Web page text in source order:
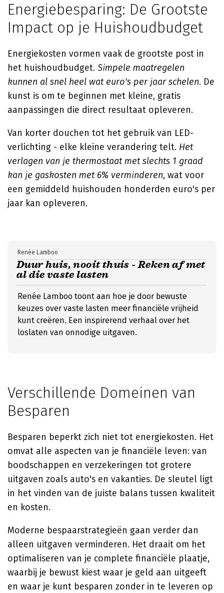
Energiebesparing: De Grootste
Impact op je Huishoudbudget
Energiekosten vormen vaak de grootste post in
het huishoudbudget. Simpele maatregelen
kunnen al snel heel wat euro's per jaar schelen. De
kunst is om te beginnen met kleine, gratis
aanpassingen die direct resultaat opleveren.
Van korter douchen tot het gebruik van LED-
verlichting - elke kleine verandering telt. Het
verlagen van je thermostaat met slechts 1 graad
kan je gaskosten met 6% verminderen, wat voor
een gemiddeld huishouden honderden euro's per
jaar kan opleveren.
Duur huis, nooit thuis - Reken af met
al die vaste lasten
Renée Lamboo
Renée Lamboo toont aan hoe je door bewuste
keuzes over vaste lasten meer financiële vrijheid
kunt creëren. Een inspirerend verhaal over het
loslaten van onnodige uitgaven.
Verschillende Domeinen van
Besparen
Besparen beperkt zich niet tot energiekosten. Het
omvat alle aspecten van je financiële leven: van
boodschappen en verzekeringen tot grotere
uitgaven zoals auto's en vakanties. De sleutel ligt
in het vinden van de juiste balans tussen kwaliteit
en kosten.
Moderne bespaarstrategieën gaan verder dan
alleen uitgaven verminderen. Het draait om het
optimaliseren van je complete financiële plaatje,
waarbij je bewust kiest waar je geld aan uitgeeft
en waar je kunt besparen zonder in te leveren op